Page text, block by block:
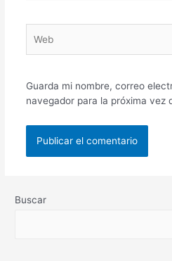
Guarda mi nombre, correo
navegador para la próxima vez
Buscar